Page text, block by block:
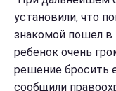
установили, что
знакомой пошел в
ребенок очень
решение бросить
сообщили